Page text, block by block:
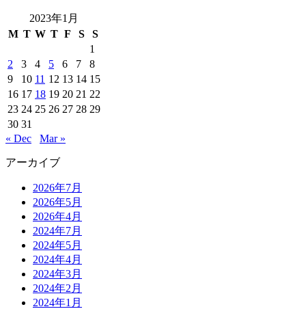
2023年1月
M T W T F S
S
1
2
3 4 5 6 7
8
9
10 11 12 13 14 15
16 17 18 19 20 21 22
23 24 25 26 27 28 29
30 31
« Dec
Mar »
アーカイブ
2026年7月
2026年5月
2026年4月
2024年7月
2024年5月
2024年4月
2024年3月
2024年2月
2024年1月